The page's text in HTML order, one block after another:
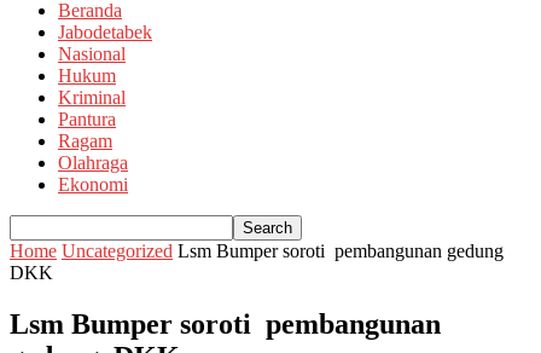
Beranda
Jabodetabek
Nasional
Hukum
Kriminal
Pantura
Ragam
Olahraga
Ekonomi
Home Uncategorized Lsm Bumper soroti pembangunan gedung
DKK
Lsm Bumper soroti pembangunan